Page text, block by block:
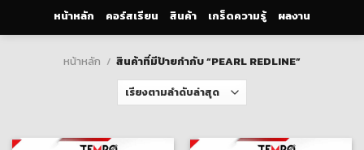
หน้าหลัก คอร์สเรียน สินค้า เกร็ดความรู้ ผลงาน
หน้าหลัก / สินค้าที่มีป้ายกำกับ “PEARL REDLINE”